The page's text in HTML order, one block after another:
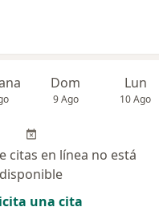
Dom
9 Ago
Lun
10 Ago
citas en línea no está
disponible
una cita